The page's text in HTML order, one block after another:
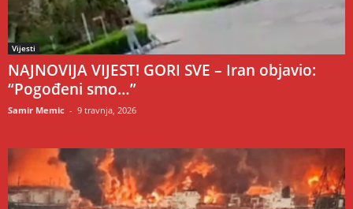
Vijesti
NAJNOVIJA VIJEST! GORI SVE – Iran objavio:
“Pogođeni smo…”
Samir Memic - 9 travnja, 2026